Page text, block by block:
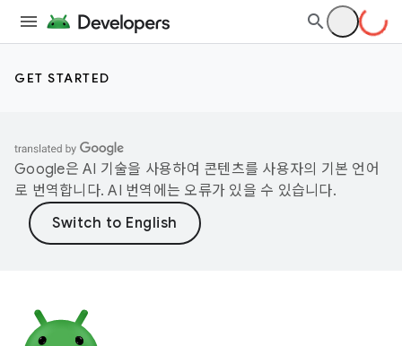
GET STARTED
Google은 AI 기술을 사용하여 콘텐츠를 사용자의 기본 언어
로 번역합니다. AI 번역에는 오류가 있을 수 있습니다.